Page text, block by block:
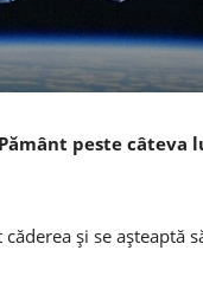
peste câteva
și se așteaptă